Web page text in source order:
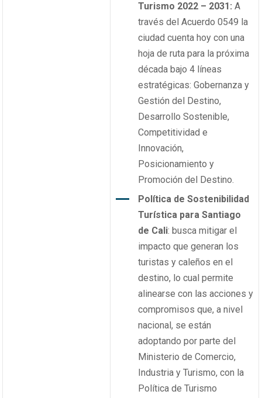
Turismo 2022 – 2031: A
través del Acuerdo 0549 la
ciudad cuenta hoy con una
hoja de ruta para la próxima
década bajo 4 líneas
estratégicas: Gobernanza y
Gestión del Destino,
Desarrollo Sostenible,
Competitividad e
Innovación,
Posicionamiento y
Promoción del Destino.
Política de Sostenibilidad
Turística para Santiago
de Cali: busca mitigar el
impacto que generan los
turistas y caleños en el
destino, lo cual permite
alinearse con las acciones y
compromisos que, a nivel
nacional, se están
adoptando por parte del
Ministerio de Comercio,
Industria y Turismo, con la
Política de Turismo